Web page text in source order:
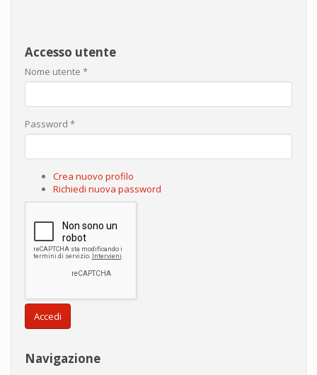
Accesso utente
Nome utente *
Password *
Crea nuovo profilo
Richiedi nuova password
Accedi
Navigazione